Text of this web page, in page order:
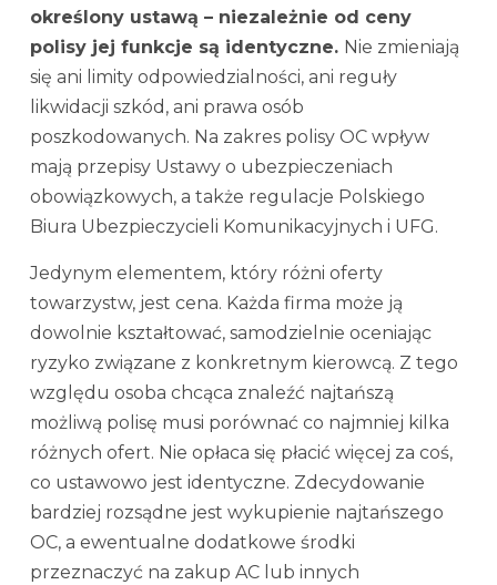
określony ustawą – niezależnie od ceny
polisy jej funkcje są identyczne. Nie zmieniają
się ani limity odpowiedzialności, ani reguły
likwidacji szkód, ani prawa osób
poszkodowanych. Na zakres polisy OC wpływ
mają przepisy Ustawy o ubezpieczeniach
obowiązkowych, a także regulacje Polskiego
Biura Ubezpieczycieli Komunikacyjnych i UFG.
Jedynym elementem, który różni oferty
towarzystw, jest cena. Każda firma może ją
dowolnie kształtować, samodzielnie oceniając
ryzyko związane z konkretnym kierowcą. Z tego
względu osoba chcąca znaleźć najtańszą
możliwą polisę musi porównać co najmniej kilka
różnych ofert. Nie opłaca się płacić więcej za coś,
co ustawowo jest identyczne. Zdecydowanie
bardziej rozsądne jest wykupienie najtańszego
OC, a ewentualne dodatkowe środki
przeznaczyć na zakup AC lub innych